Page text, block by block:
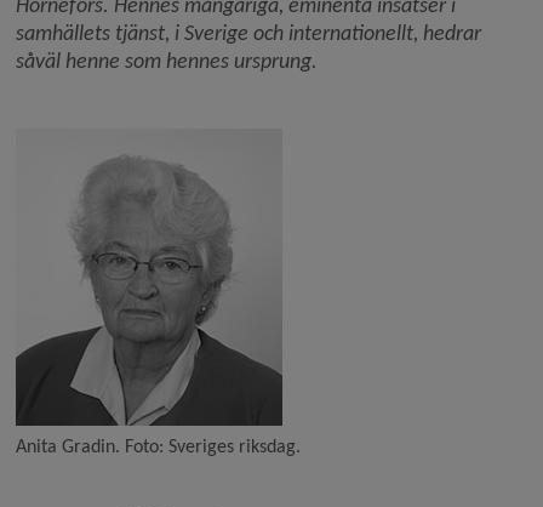
samhällets tjänst, i Sverige och internationellt, hedrar
såväl henne som hennes ursprung.
Anita Gradin. Foto: Sveriges riksdag.